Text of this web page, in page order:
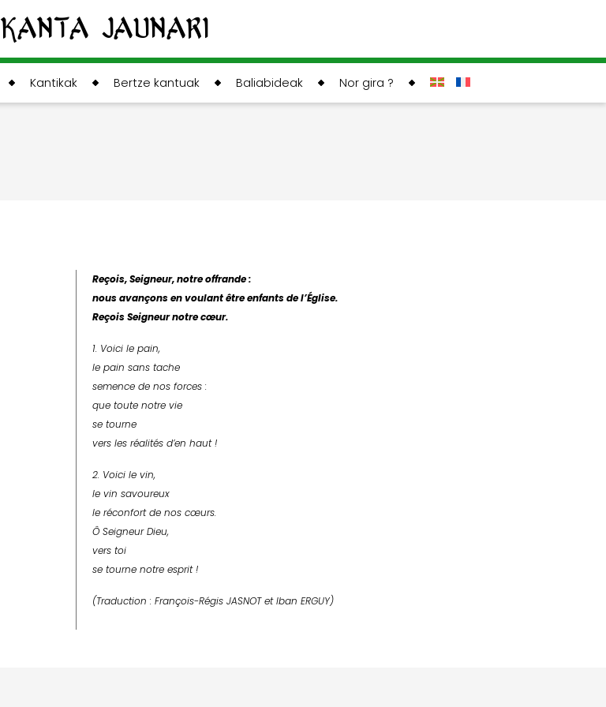
Kanta Jaunari
Kantikak Bertze kantuak Baliabideak Nor gira ?
Reçois, Seigneur, notre offrande :
nous avançons en voulant être enfants de l’Église.
Reçois Seigneur notre cœur.
1. Voici le pain,
le pain sans tache
semence de nos forces :
que toute notre vie
se tourne
vers les réalités d’en haut !
2. Voici le vin,
le vin savoureux
le réconfort de nos cœurs.
Ô Seigneur Dieu,
vers toi
se tourne notre esprit !
(Traduction : François-Régis JASNOT et Iban ERGUY)